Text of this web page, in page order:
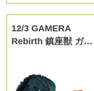
12/3 GAMERA
Rebirth 鎮座獣 ガ…